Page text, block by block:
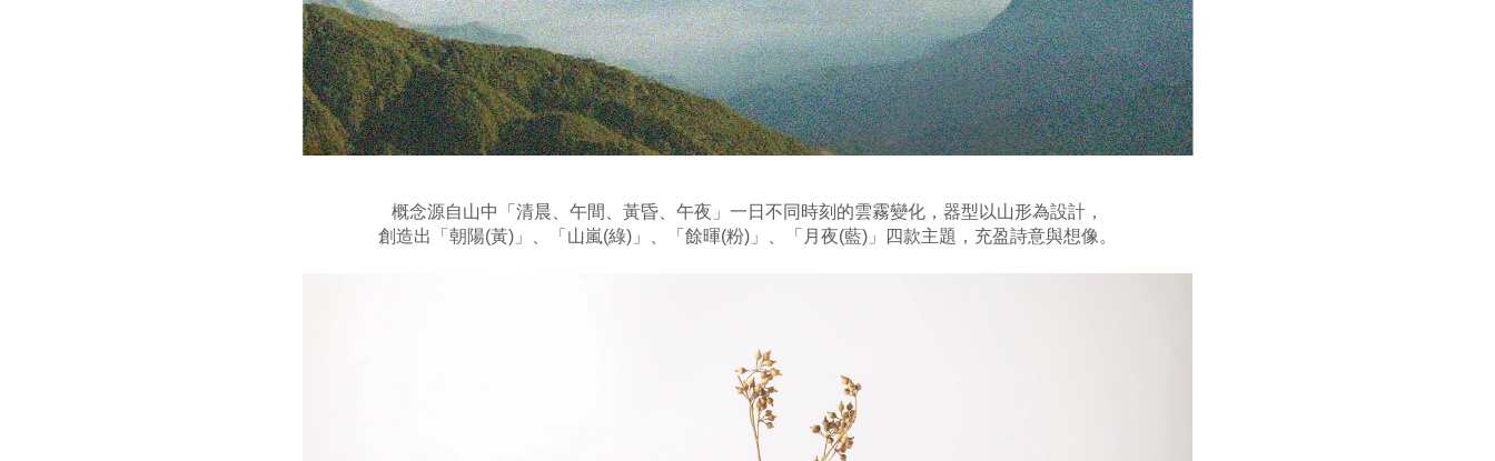
概念源自山中「清晨、午間、黃昏、午夜」一日不同時刻的雲霧變化， 器型以山形為設計，
創造出「朝陽(黃)」、「山嵐(綠)」、「餘暉(粉)」、「月夜(藍)」四款主題，充盈詩意與想像。